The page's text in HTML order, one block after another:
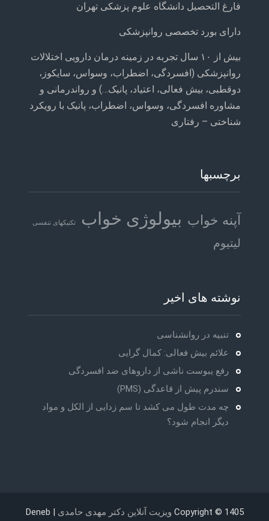
فارغ التحصیل دانشگاه علوم پزشکی تهران
دارای بورد تخصصی روانپزشکی
بیش از ۱۰ سال تجربه در زمینه درمان دارویی اختلالات
روانپزشکی (افسردگی، اضطراب، وسواس، سایکوز،
دوقطبی، بیش فعالی، اعتیاد، پانیک…) و رواندرمانی و
مشاوره افسردگی، وسواس، اضطراب، پانیک با رویکرد
شناختی – رفتاری
برچسبها
آپنه خواب بیولوژی خواب تکنیکهای تنفسی
لیتیوم
نوشته های اخیر
تنبیه در روانشناسی
علائم بیش فعالی: کمال گرایی
رفع یبوست ناشی از داروهای ضد افسردگی
سندرم پیش از قاعدگی (PMS)
چه مدت طول می کشد تا سم زدایی از الکل و مواد
دیگر انجام شود؟
Copyright © 1405 ویزیت آنلاین دکتر مهدی حامدی | Deneb